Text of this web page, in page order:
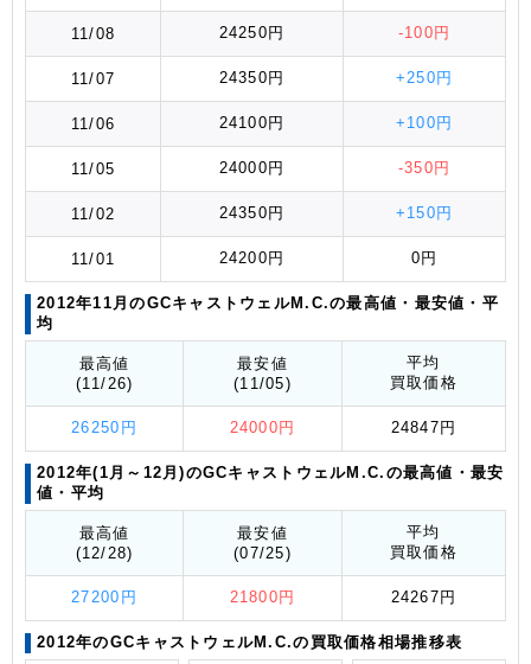
11/08 24250円 -100円
11/07 24350円 +250円
11/06 24100円 +100円
11/05 24000円 -350円
11/02 24350円 +150円
11/01 24200円 0円
2012年11月のGCキャストウェルM.C.の最高値 ・最安値 ・平
均
最高値
(11/26)
最安値
(11/05)
平均
買取価格
26250円 24000円 24847円
2012年(1月～12月)のGCキャストウェルM.C.の最高値 ・最安
値 ・平均
最高値
(12/28)
最安値
(07/25)
平均
買取価格
27200円 21800円 24267円
2012年のGCキャストウェルM.C.の買取価格相場推移表